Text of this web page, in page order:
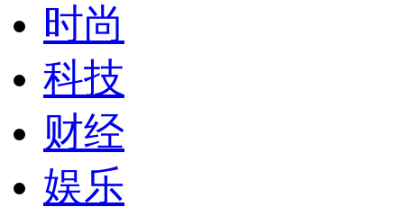
时尚
科技
财经
娱乐